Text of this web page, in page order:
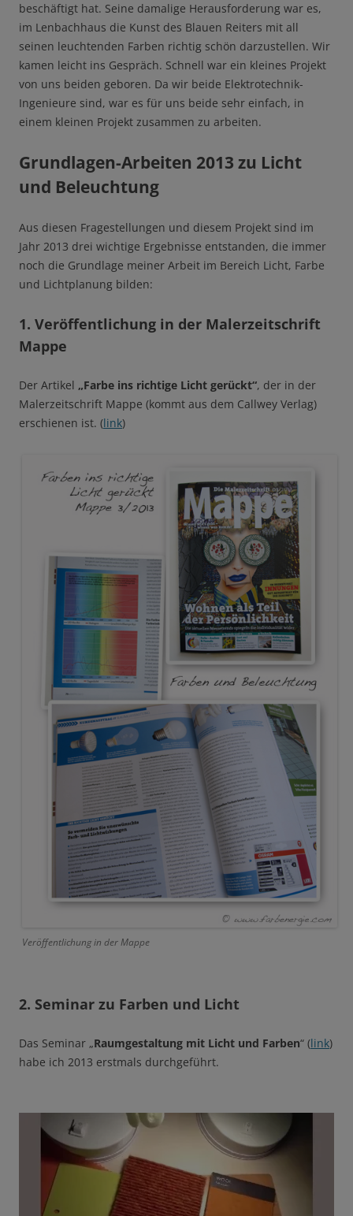
beschäftigt hat. Seine damalige Herausforderung war es,
im Lenbachhaus die Kunst des Blauen Reiters mit all
seinen leuchtenden Farben richtig schön darzustellen. Wir
kamen leicht ins Gespräch. Schnell war ein kleines Projekt
von uns beiden geboren. Da wir beide Elektrotechnik-
Ingenieure sind, war es für uns beide sehr einfach, in
einem kleinen Projekt zusammen zu arbeiten.
Grundlagen-Arbeiten 2013 zu Licht
und Beleuchtung
Aus diesen Fragestellungen und diesem Projekt sind im
Jahr 2013 drei wichtige Ergebnisse entstanden, die immer
noch die Grundlage meiner Arbeit im Bereich Licht, Farbe
und Lichtplanung bilden:
1. Veröffentlichung in der Malerzeitschrift
Mappe
Der Artikel „Farbe ins richtige Licht gerückt“, der in der
Malerzeitschrift Mappe (kommt aus dem Callwey Verlag)
erschienen ist. (link)
Veröffentlichung in der Mappe
2. Seminar zu Farben und Licht
Das Seminar „Raumgestaltung mit Licht und Farben“ (link)
habe ich 2013 erstmals durchgeführt.